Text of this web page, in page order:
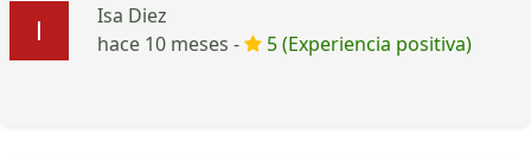
Isa Diez
hace 10 meses -
5 (Experiencia positiva)